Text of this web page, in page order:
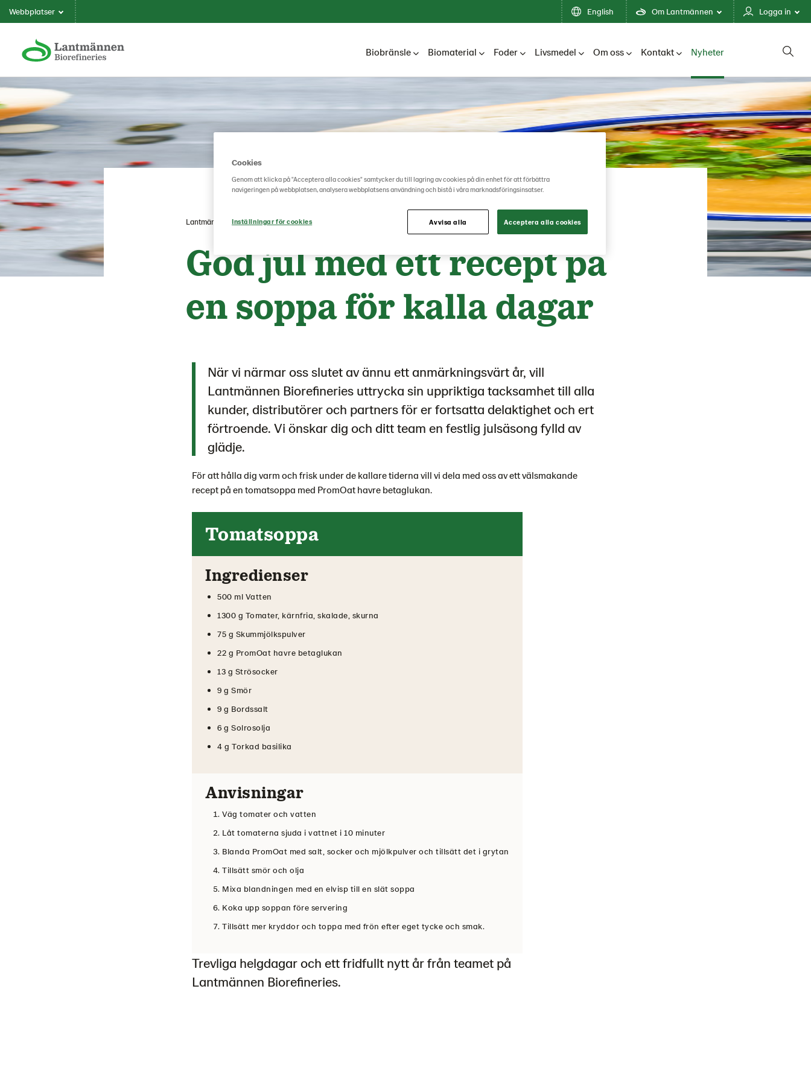
Webbplatser English Om Lantmännen Logga in
Biobränsle Biomaterial Foder Livsmedel Om oss Kontakt Nyheter
Lantmännen Biorefineries Nyheter 2023 Happy Holidays
God jul med ett recept på
en soppa för kalla dagar
När vi närmar oss slutet av ännu ett anmärkningsvärt år, vill
Lantmännen Biorefineries uttrycka sin uppriktiga tacksamhet till alla
kunder, distributörer och partners för er fortsatta delaktighet och ert
förtroende. Vi önskar dig och ditt team en festlig julsäsong fylld av
glädje.
För att hålla dig varm och frisk under de kallare tiderna vill vi dela med oss av ett välsmakande
recept på en tomatsoppa med PromOat havre betaglukan.
Tomatsoppa
Ingredienser
500 ml Vatten
1300 g Tomater, kärnfria, skalade, skurna
75 g Skummjölkspulver
22 g PromOat havre betaglukan
13 g Strösocker
9 g Smör
9 g Bordssalt
6 g Solrosolja
4 g Torkad basilika
Anvisningar
Väg tomater och vatten
Låt tomaterna sjuda i vattnet i 10 minuter
Blanda PromOat med salt, socker och mjölkpulver och tillsätt det i grytan
Tillsätt smör och olja
Mixa blandningen med en elvisp till en slät soppa
Koka upp soppan före servering
Tillsätt mer kryddor och toppa med frön efter eget tycke och smak.
Trevliga helgdagar och ett fridfullt nytt år från teamet på
Lantmännen Biorefineries.
Cookies
Genom att klicka på "Acceptera alla cookies" samtycker du till lagring av cookies på din enhet för att förbättra
navigeringen på webbplatsen, analysera webbplatsens användning och bistå i våra marknadsföringsinsatser.
Inställningar för cookies Avvisa alla Acceptera alla cookies